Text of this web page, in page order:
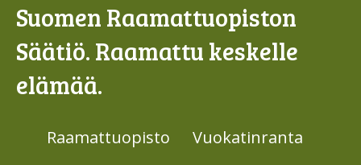
Suomen Raamattuopiston
Säätiö. Raamattu keskelle
elämää.
Raamattuopisto
Vuokatinranta